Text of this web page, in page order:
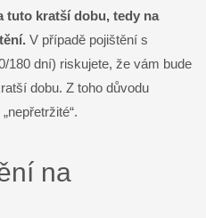
tuto kratší dobu, tedy na
V případě pojištění s
180 dní) riskujete, že vám bude
dobu. Z toho důvodu
na